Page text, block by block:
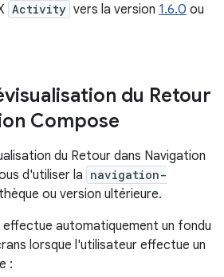
Activity vers la version 1.6.0 ou
du Retour
Compose
du Retour dans Navigation
d'utiliser la navigation-
ou version ultérieure.
automatiquement un fondu
lorsque l'utilisateur effectue un
: